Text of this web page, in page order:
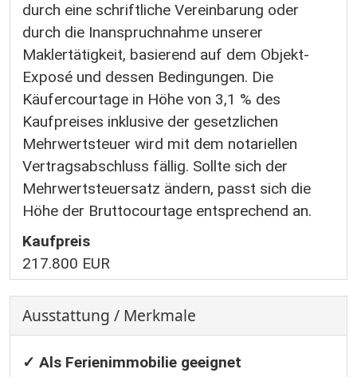
durch eine schriftliche Vereinbarung oder
durch die Inanspruchnahme unserer
Maklertätigkeit, basierend auf dem Objekt-
Exposé und dessen Bedingungen. Die
Käufercourtage in Höhe von 3,1 % des
Kaufpreises inklusive der gesetzlichen
Mehrwertsteuer wird mit dem notariellen
Vertragsabschluss fällig. Sollte sich der
Mehrwertsteuersatz ändern, passt sich die
Höhe der Bruttocourtage entsprechend an.
Kaufpreis
217.800 EUR
Ausstattung / Merkmale
✓ Als Ferienimmobilie geeignet